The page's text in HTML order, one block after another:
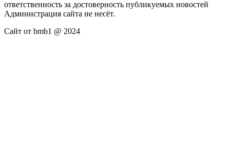
ответственность за достоверность публикуемых новостей
Администрация сайта не несёт.
Сайт от bmb1 @ 2024